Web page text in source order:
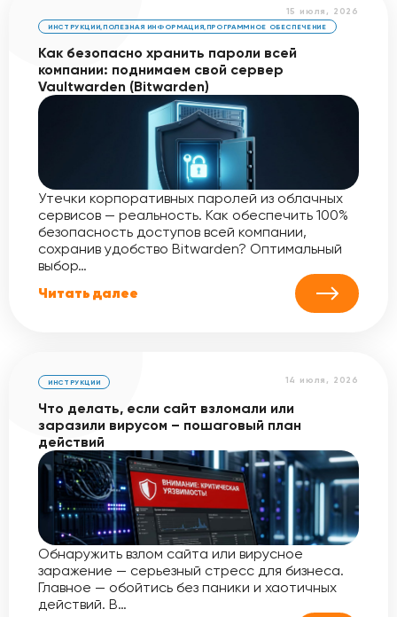
15 июля, 2026
ИНСТРУКЦИИ,ПОЛЕЗНАЯ ИНФОРМАЦИЯ,ПРОГРАММНОЕ ОБЕСПЕЧЕНИЕ
Как безопасно хранить пароли всей
компании: поднимаем свой сервер
Vaultwarden (Bitwarden)
Утечки корпоративных паролей из облачных
сервисов — реальность. Как обеспечить 100%
безопасность доступов всей компании,
сохранив удобство Bitwarden? Оптимальный
выбор…
Читать далее
14 июля, 2026
ИНСТРУКЦИИ
Что делать, если сайт взломали или
заразили вирусом – пошаговый план
действий
Обнаружить взлом сайта или вирусное
заражение — серьезный стресс для бизнеса.
Главное — обойтись без паники и хаотичных
действий. В…